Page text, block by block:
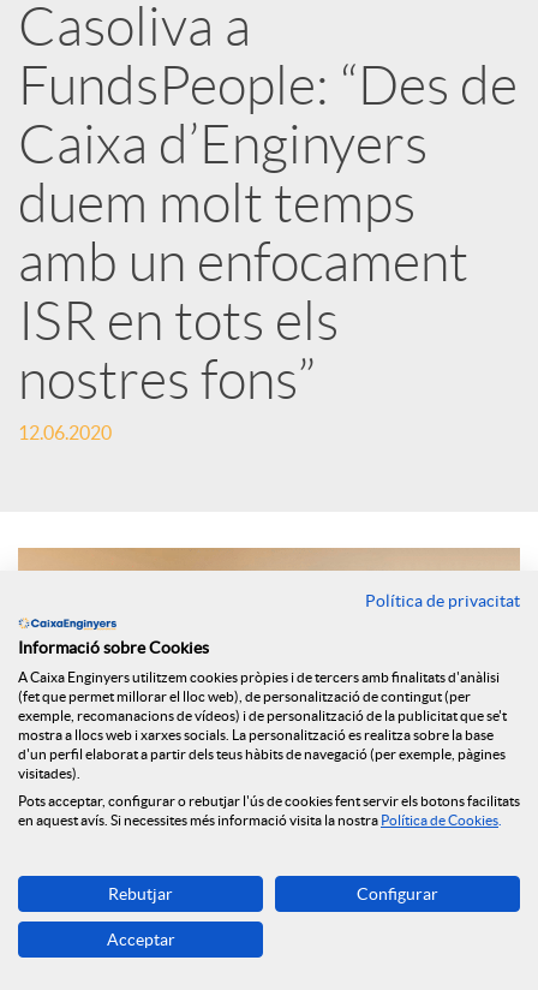
x
e
s
S
o
c
l
s
Casoliva a
FundsPeople: “Des de
Caixa d’Enginyers
duem molt temps
amb un enfocament
ISR en tots els
nostres fons”
12.06.2020
Els principals selectors d’Espanya han assenyalat per al mitjà
digital FundsPeople quines variacions ha portat aquesta crisi
Política de privacitat
Informació sobre Cookies
A Caixa Enginyers utilitzem cookies pròpies i de tercers amb finalitats d'anàlisi
(fet que permet millorar el lloc web), de personalització de contingut (per
exemple, recomanacions de vídeos) i de personalització de la publicitat que se't
mostra a llocs web i xarxes socials. La personalització es realitza sobre la base
d'un perfil elaborat a partir dels teus hàbits de navegació (per exemple, pàgines
visitades).
Pots acceptar, configurar o rebutjar l'ús de cookies fent servir els botons facilitats
en aquest avís. Si necessites més informació visita la nostra Política de Cookies
Rebutjar Configurar
Acceptar